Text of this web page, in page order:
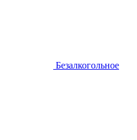
Безалкогольное